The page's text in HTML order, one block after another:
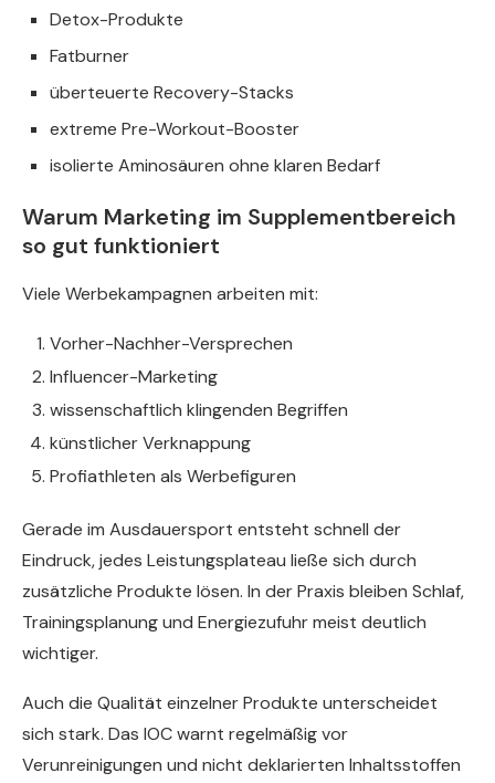
Detox-Produkte
Fatburner
überteuerte Recovery-Stacks
extreme Pre-Workout-Booster
isolierte Aminosäuren ohne klaren Bedarf
Warum Marketing im Supplementbereich
so gut funktioniert
Viele Werbekampagnen arbeiten mit:
Vorher-Nachher-Versprechen
Influencer-Marketing
wissenschaftlich klingenden Begriffen
künstlicher Verknappung
Profiathleten als Werbefiguren
Gerade im Ausdauersport entsteht schnell der
Eindruck, jedes Leistungsplateau ließe sich durch
zusätzliche Produkte lösen. In der Praxis bleiben Schlaf,
Trainingsplanung und Energiezufuhr meist deutlich
wichtiger.
Auch die Qualität einzelner Produkte unterscheidet
sich stark. Das IOC warnt regelmäßig vor
Verunreinigungen und nicht deklarierten Inhaltsstoffen